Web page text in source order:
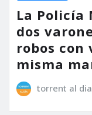
La Policía
dos
robos con
misma
torrent al dia